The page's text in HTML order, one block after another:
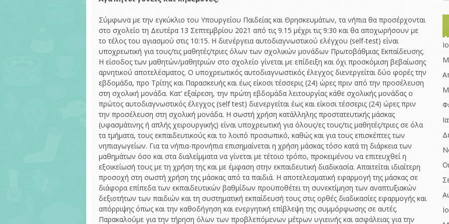
5ου Νηπιαγωγείου
Προγραμματισμός
σχολικής μονάδας
ΕΚΘΕΣΗ ΕΞΩΤΕΡΙΚΗΣ
ΑΞΙΟΛΟΓΗΣΗΣ 2025-
2026
ΕΚΘΕΣΗ ΕΣΩΤΕΡΙΚΗΣ
ΑΞΙΟΛΟΓΗΣΗΣ 2025-
2026
ΕΚΘΕΣΗ ΕΞΩΤΕΡΙΚΗΣ
ΑΞΙΟΛΟΓΗΣΗΣ 2024-
2025
ΕΚΘΕΣΗ ΕΣΩΤΕΡΙΚΗΣ
ΑΞΙΟΛΟΓΗΣΗΣ 2024-
2025
ΈΚΘΕΣΗ ΕΞΩΤΕΡΙΚΗΣ
ΑΞΙΟΛΟΓΗΣΗΣ 2023-
2024
ΈΚΘΕΣΗ ΕΣΩΤΕΡΙΚΗΣ
ΑΞΙΟΛΟΓΗΣΗΣ 2023-
2024
ΈΚΘΕΣΗ ΕΞΩΤΕΡΙΚΗΣ
Σχέδια δράσης
Ευχές
Οδηγίες Ε.Ο.Δ.Υ.
Ευρωπαϊκή ημέρα
γλωσσών
Code week
Αγγλικά
ΚΑΛΛΙΕΡΓΩΝΤΑΣ
Δίκτυο Σχολείων
Πρεσβευτών για
τους Παγκόσμιους
Στόχους Βιώσιμης
Ανάπτυξης
ΔΙΚΤΥΟ ΣΧΟΛΕΙΩΝ
“ΑΣΦΑΛΕΙΑ ΣΤΟ
ΔΙΑΔΙΚΤΥΟ”
φύλλα εργασίας
Παιχνίδια Τ.Π.Ε.
Παιχνίδια με h5p
Παιχνίδια με
Learning apps
Παιχνίδια με το
wheel of names
Παιχνίδια με
wordwall
ΚΟΣΜΟΣ ΜΟΥ -Η
ΘΕΣΗ ΜΟΥ ΣΤΟΝ
ΧΑΡΤΗ
Η πόλη μου η χώρα
μου/ Θαυμάσια
μέρη στην Ευρώπη
ΤΑ
ΧΡΙΣΤΟΥΓΕΝΝΙΑΤΙΚΑ
ΜΑΣ ΚΑΛΑΝΤΑ
/”OUR CRISTMAS
CAROLS”
Changing with
covers
Let’s celebrate
together!
Let’s travel to
mythical places
LET’S PLAY EVERY
DAY
Σύμφωνα με την εγκύκλιο του Υπουργείου Παιδείας και Θρησκευμάτων, τα νήπια θα προσέρχονται
στο σχολείο τη Δευτέρα 13 Σεπτεμβρίου 2021 από τις 9.15 μέχρι τις 9:30 και θα αποχωρήσουν με
το τέλος του αγιασμού στις 10:15. Η διενέργεια αυτοδιαγνωστικού ελέγχου (self-test) είναι
υποχρεωτική για τους/τις μαθητές/τριες όλων των σχολικών μονάδων Πρωτοβάθμιας Εκπαίδευσης.
Η είσοδος των μαθητών/μαθητριών στο σχολείο γίνεται με επίδειξη και όχι προσκόμιση βεβαίωσης
αρνητικού αποτελέσματος. Ο υποχρεωτικός αυτοδιαγνωστικός έλεγχος διενεργείται δύο φορές την
εβδομάδα, προ Τρίτης και Παρασκευής και έως είκοσι τέσσερις (24) ώρες πριν από την προσέλευση
στη σχολική μονάδα. Κατ’ εξαίρεση, την πρώτη εβδομάδα λειτουργίας κάθε σχολικής μονάδας ο
πρώτος αυτοδιαγνωστικός έλεγχος (self test) διενεργείται έως και είκοσι τέσσερις (24) ώρες πριν
την προσέλευση στη σχολική μονάδα. Η σωστή χρήση κατάλληλης προστατευτικής μάσκας
(υφασμάτινης ή απλής χειρουργικής) είναι υποχρεωτική για όλους/ες τους/τις μαθητές/τριες σε όλα
τα τμήματα, τους εκπαιδευτικούς και το λοιπό προσωπικό, καθώς και για τους επισκέπτες των
νηπιαγωγείων. Για τα νήπια-προνήπια επισημαίνεται η χρήση μάσκας τόσο κατά τη διάρκεια των
μαθημάτων όσο και στα διαλείμματα να γίνεται με τέτοιο τρόπο, προκειμένου να επιτευχθεί η
εξοικείωσή τους με τη χρήση της και με έμφαση στην εκπαιδευτική διαδικασία. Απαιτείται ιδιαίτερη
προσοχή στη σωστή χρήση της μάσκας από τα παιδιά. Η αποτελεσματική εφαρμογή της μάσκας σε
διάφορα επίπεδα των εκπαιδευτικών βαθμίδων προϋποθέτει τη συνεκτίμηση των αναπτυξιακών
δεξιοτήτων των παιδιών και τη συστηματική εκπαίδευσή τους στις ορθές διαδικασίες εφαρμογής και
απόρριψης όπως και την καθοδήγηση και ενεργητική επίβλεψη της συμμόρφωσης σε αυτές.
Παρακαλούμε για την τήρηση όλων των προβλεπόμενων μέτρων υγιεινής και ασφάλειας για την